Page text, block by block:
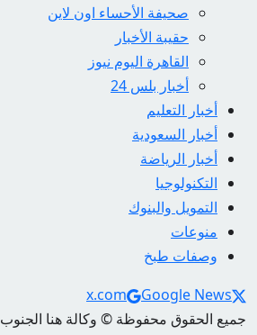
صحيفة الأحساء اون لاين
حقيبة الأخبار
القاهرة اليوم نيوز
أخبار بلس 24
أخبار التعليم
أخبار السعودية
أخبار الرياضة
التكنولوجيا
التمويل والبنوك
منوعات
وصفات طبخ
Social Links
x.com
Google News
جميع الحقوق محفوظة © وكالة هنا الجنوب 2026